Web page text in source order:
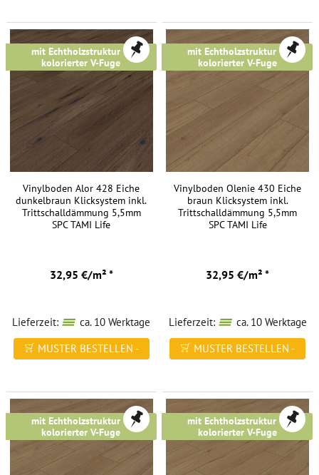
mit Echtholzstruktur &
kolorierter V-Fuge
Vinylboden Alor 428 Eiche
dunkelbraun Klicksystem inkl.
Trittschalldämmung 5,5mm
SPC TAMI Life
32,95 €/m² *
Lieferzeit:
ca. 10 Werktage
MUSTER BESTELLEN -
mit Echtholzstruktur &
kolorierter V-Fuge
Vinylboden Olenie 430 Eiche
braun Klicksystem inkl.
Trittschalldämmung 5,5mm
SPC TAMI Life
32,95 €/m² *
Lieferzeit:
ca. 10 Werktage
MUSTER BESTELLEN -
mit Echtholzstruktur &
kolorierter V-Fuge
mit Echtholzstruktur &
kolorierter V-Fuge